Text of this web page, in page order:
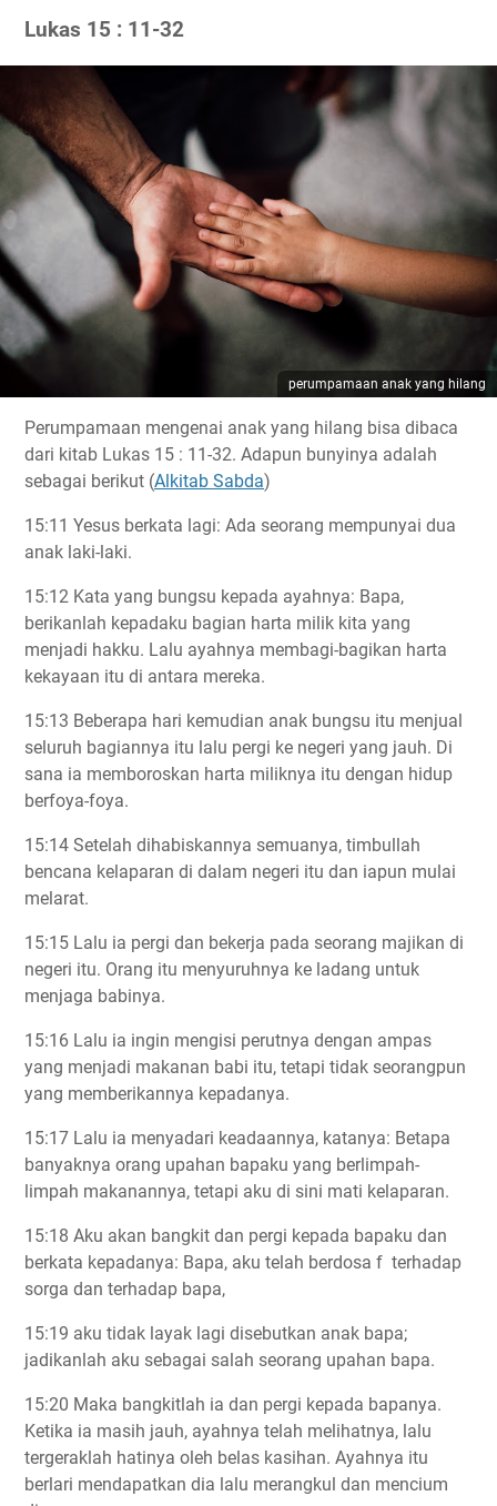
Lukas 15 : 11-32
perumpamaan anak yang hilang
Perumpamaan mengenai anak yang hilang bisa dibaca
dari kitab Lukas 15 : 11-32. Adapun bunyinya adalah
sebagai berikut (Alkitab Sabda)
15:11 Yesus berkata lagi: Ada seorang mempunyai dua
anak laki-laki.
15:12 Kata yang bungsu kepada ayahnya: Bapa,
berikanlah kepadaku bagian harta milik kita yang
menjadi hakku. Lalu ayahnya membagi-bagikan harta
kekayaan itu di antara mereka.
15:13 Beberapa hari kemudian anak bungsu itu menjual
seluruh bagiannya itu lalu pergi ke negeri yang jauh. Di
sana ia memboroskan harta miliknya itu dengan hidup
berfoya-foya.
15:14 Setelah dihabiskannya semuanya, timbullah
bencana kelaparan di dalam negeri itu dan iapun mulai
melarat.
15:15 Lalu ia pergi dan bekerja pada seorang majikan di
negeri itu. Orang itu menyuruhnya ke ladang untuk
menjaga babinya.
15:16 Lalu ia ingin mengisi perutnya dengan ampas
yang menjadi makanan babi itu, tetapi tidak seorangpun
yang memberikannya kepadanya.
15:17 Lalu ia menyadari keadaannya, katanya: Betapa
banyaknya orang upahan bapaku yang berlimpah-
limpah makanannya, tetapi aku di sini mati kelaparan.
15:18 Aku akan bangkit dan pergi kepada bapaku dan
berkata kepadanya: Bapa, aku telah berdosa f terhadap
sorga dan terhadap bapa,
15:19 aku tidak layak lagi disebutkan anak bapa;
jadikanlah aku sebagai salah seorang upahan bapa.
15:20 Maka bangkitlah ia dan pergi kepada bapanya.
Ketika ia masih jauh, ayahnya telah melihatnya, lalu
tergeraklah hatinya oleh belas kasihan. Ayahnya itu
berlari mendapatkan dia lalu merangkul dan mencium